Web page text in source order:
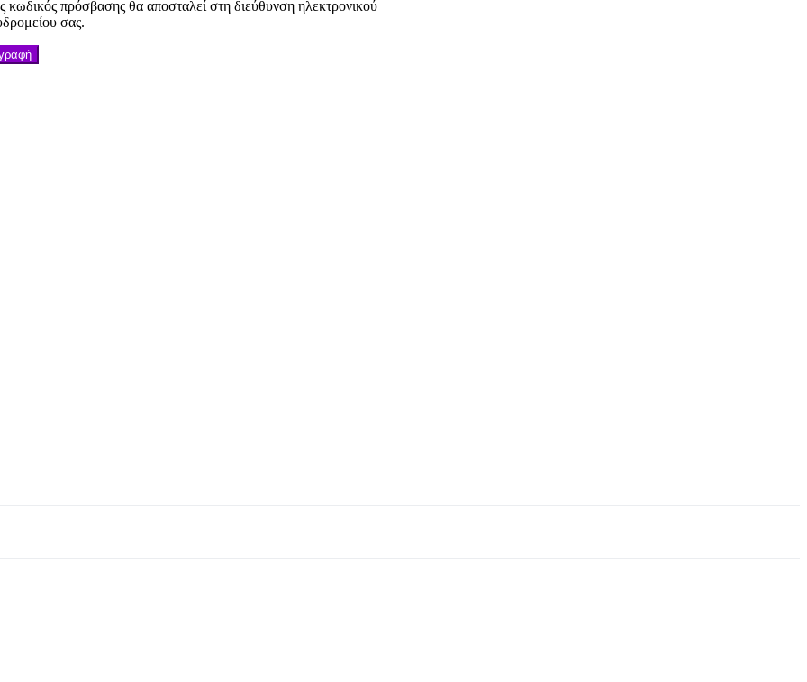
κωδικός πρόσβασης θα αποσταλεί στη διεύθυνση ηλεκτρονικού
σας.